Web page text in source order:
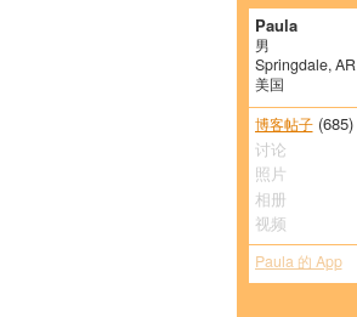
Paula
男
Springdale, AR
美国
博客帖子(685)
讨论
照片
相册
视频
Paula 的 App